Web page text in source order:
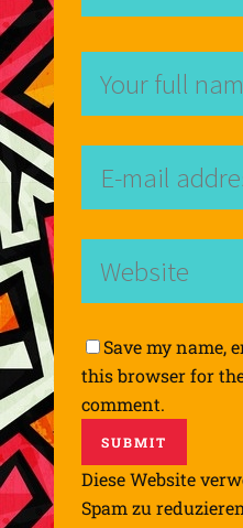
Save my name,
this browser for
comment.
Diese Website
Spam zu